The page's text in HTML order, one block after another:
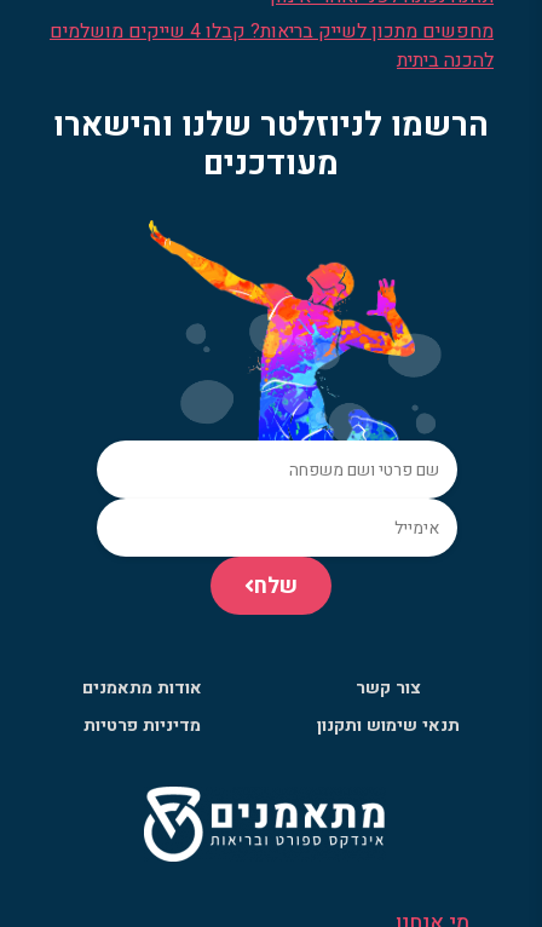
מחפשים מתכון לשייק בריאות? קבלו 4 שייקים מושלמים
להכנה ביתית
הרשמו לניוזלטר שלנו והישארו
מעודכנים
שלח
צור קשר
אודות מתאמנים
תנאי שימוש ותקנון
מדיניות פרטיות